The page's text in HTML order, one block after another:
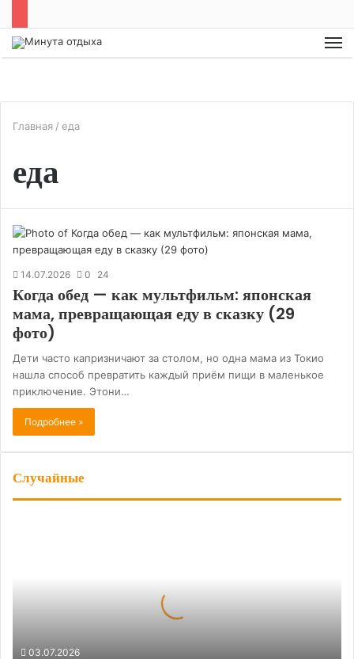
Главная / еда
еда
14.07.2026 0 24
Когда обед — как мультфильм: японская
мама, превращающая еду в сказку (29
фото)
Дети часто капризничают за столом, но одна мама из Токио
нашла способ превратить каждый приём пищи в маленькое
приключение. Этони…
Подробнее »
Случайные
03.07.2026